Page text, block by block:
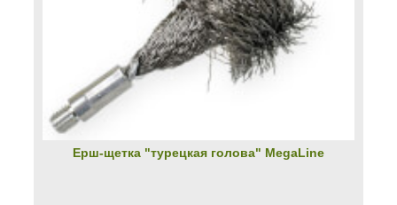
Ерш-щетка "турецкая голова" MegaLine